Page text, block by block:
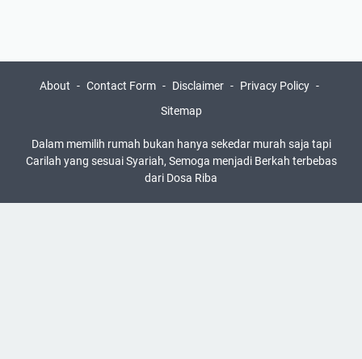
About Contact Form Disclaimer
Privacy Policy
Sitemap
Dalam memilih rumah bukan hanya sekedar murah saja tapi
Carilah yang sesuai Syariah, Semoga menjadi Berkah terbebas
dari Dosa Riba